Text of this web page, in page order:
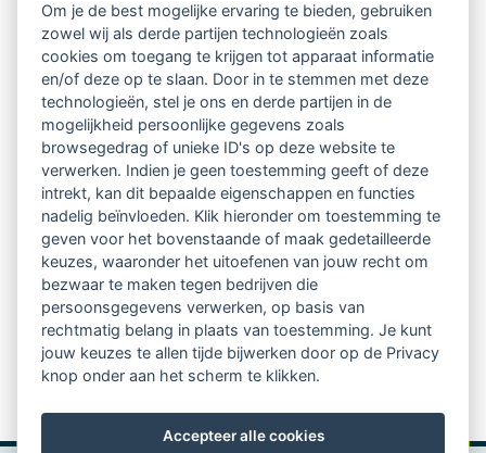
Ontvang 10 x per jaar de LVSC-
relatienieuwsbrief met o.a.:
vrij toegankelijke TsvB-artikelen
nieuws op het vlak van professioneel
begeleiden
informatie over LVSC-activiteiten
Aanmelden nieuwsbrief
Om je de best mogelijke ervaring te bieden, gebruiken
zowel wij als derde partijen technologieën zoals
cookies om toegang te krijgen tot apparaat informatie
en/of deze op te slaan. Door in te stemmen met deze
technologieën, stel je ons en derde partijen in de
mogelijkheid persoonlijke gegevens zoals
browsegedrag of unieke ID's op deze website te
verwerken. Indien je geen toestemming geeft of deze
intrekt, kan dit bepaalde eigenschappen en functies
nadelig beïnvloeden. Klik hieronder om toestemming te
geven voor het bovenstaande of maak gedetailleerde
keuzes, waaronder het uitoefenen van jouw recht om
bezwaar te maken tegen bedrijven die
persoonsgegevens verwerken, op basis van
rechtmatig belang in plaats van toestemming. Je kunt
jouw keuzes te allen tijde bijwerken door op de Privacy
knop onder aan het scherm te klikken.
Accepteer alle cookies